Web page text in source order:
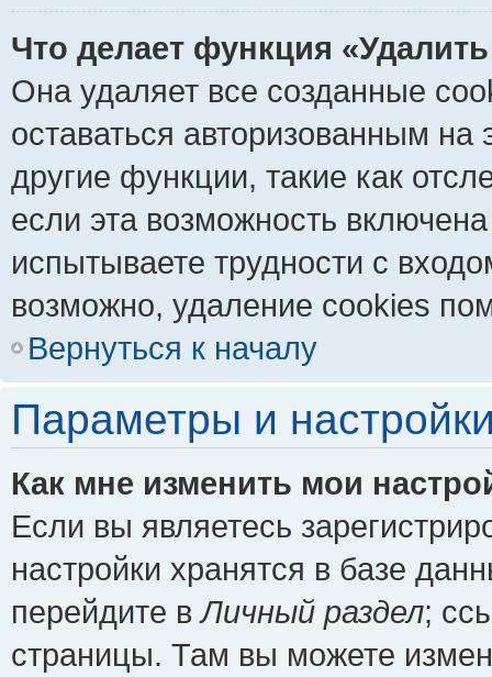
Что делает функция
Она удаляет все созданные
оставаться авторизованным
другие функции, такие как
если эта возможность
испытываете трудности с
возможно, удаление cookies
Вернуться к началу
Параметры и
Как мне изменить мои
Если вы являетесь
настройки хранятся в базе
перейдите вЛичный раздел;
страницы. Там вы можете